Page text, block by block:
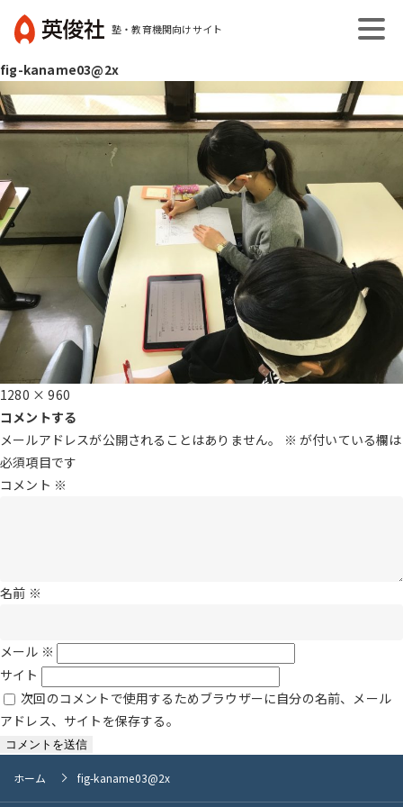
ン
ツ
へ
ッ
プ
塾・教育機関向けサイト
俊
社
fig-kaname03@2x
フ
ル
サ
イ
ズ
1280 × 960
コメントする
メールアドレスが公開されることはありません。
※ が付いている欄は
必須項目です
コメント ※
名前 ※
メール ※
サイト
次回のコメントで使用するためブラウザーに自分の名前、メール
アドレス、サイトを保存する。
ホーム fig-kaname03@2x